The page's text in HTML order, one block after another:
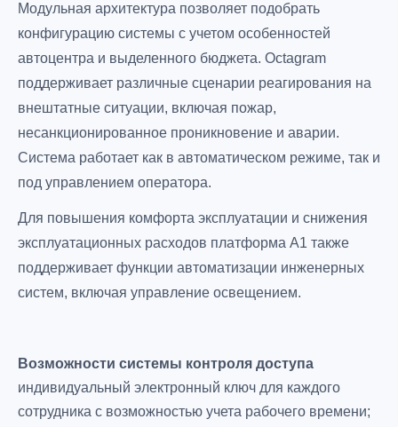
Модульная архитектура позволяет подобрать
конфигурацию системы с учетом особенностей
автоцентра и выделенного бюджета. Octagram
поддерживает различные сценарии реагирования на
внештатные ситуации, включая пожар,
несанкционированное проникновение и аварии.
Система работает как в автоматическом режиме, так и
под управлением оператора.
Для повышения комфорта эксплуатации и снижения
эксплуатационных расходов платформа А1 также
поддерживает функции автоматизации инженерных
систем, включая управление освещением.
Возможности системы контроля доступа
индивидуальный электронный ключ для каждого
сотрудника с возможностью учета рабочего времени;